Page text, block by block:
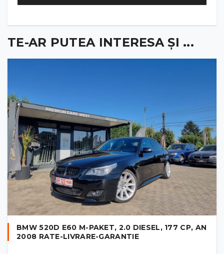
TE-AR PUTEA INTERESA ȘI ...
BMW 520D E60 M-PAKET, 2.0 DIESEL, 177 CP, AN
2008 RATE-LIVRARE-GARANTIE